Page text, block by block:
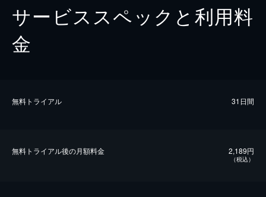
サービススペックと利用料
金
無料トライアル 31日間
無料トライアル後の⽉額料金 2,189円
（税込）